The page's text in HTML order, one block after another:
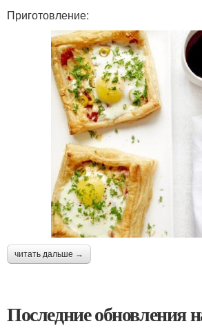
Приготовление:
читать дальше →
Последние обновления